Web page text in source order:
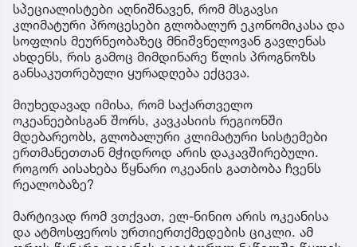
სპეციალისტები აღნიშნავენ, რომ მსგავსი
კლიმატური პროცესები გლობალურ ეკონომიკასა და
სოფლის მეურნეობაზეც მნიშვნელოვან გავლენას
ახდენს, რის გამოც მიმდინარე წლის პროგნოზს
განსაკუთრებული ყურადღება ექცევა.
მიუხედავად იმისა, რომ საქართველო
ოკეანეებისგან შორს, კავკასიის რეგიონში
მდებარეობს, გლობალური კლიმატური სისტემები
ერთმანეთთან მჭიდროდ არის დაკავშირებული.
როგორ აისახება წყნარი ოკეანის გათბობა ჩვენს
რეალობაზე?
მარტივად რომ ვთქვათ, ელ-ნინიო არის ოკეანისა
და ატმოსფეროს ურთიერთქმედების ციკლი. ამ